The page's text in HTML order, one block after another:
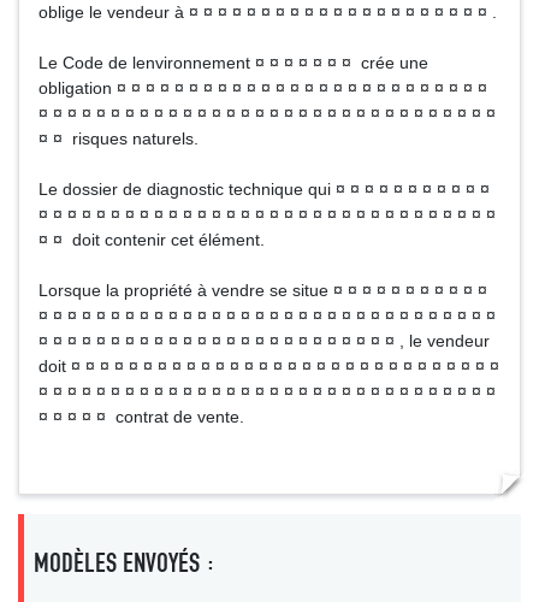
oblige le vendeur à ¤ ¤ ¤ ¤ ¤ ¤ ¤ ¤ ¤ ¤ ¤ ¤ ¤ ¤ ¤ ¤ ¤ ¤ ¤ ¤ ¤ .
Le Code de lenvironnement ¤ ¤ ¤ ¤ ¤ ¤ ¤ crée une
obligation ¤ ¤ ¤ ¤ ¤ ¤ ¤ ¤ ¤ ¤ ¤ ¤ ¤ ¤ ¤ ¤ ¤ ¤ ¤ ¤ ¤ ¤ ¤ ¤ ¤ ¤
¤ ¤ ¤ ¤ ¤ ¤ ¤ ¤ ¤ ¤ ¤ ¤ ¤ ¤ ¤ ¤ ¤ ¤ ¤ ¤ ¤ ¤ ¤ ¤ ¤ ¤ ¤ ¤ ¤ ¤ ¤ ¤
¤ ¤ risques naturels.
Le dossier de diagnostic technique qui ¤ ¤ ¤ ¤ ¤ ¤ ¤ ¤ ¤ ¤ ¤
¤ ¤ ¤ ¤ ¤ ¤ ¤ ¤ ¤ ¤ ¤ ¤ ¤ ¤ ¤ ¤ ¤ ¤ ¤ ¤ ¤ ¤ ¤ ¤ ¤ ¤ ¤ ¤ ¤ ¤ ¤ ¤
¤ ¤ doit contenir cet élément.
Lorsque la propriété à vendre se situe ¤ ¤ ¤ ¤ ¤ ¤ ¤ ¤ ¤ ¤ ¤
¤ ¤ ¤ ¤ ¤ ¤ ¤ ¤ ¤ ¤ ¤ ¤ ¤ ¤ ¤ ¤ ¤ ¤ ¤ ¤ ¤ ¤ ¤ ¤ ¤ ¤ ¤ ¤ ¤ ¤ ¤ ¤
¤ ¤ ¤ ¤ ¤ ¤ ¤ ¤ ¤ ¤ ¤ ¤ ¤ ¤ ¤ ¤ ¤ ¤ ¤ ¤ ¤ ¤ ¤ ¤ ¤ , le vendeur
doit ¤ ¤ ¤ ¤ ¤ ¤ ¤ ¤ ¤ ¤ ¤ ¤ ¤ ¤ ¤ ¤ ¤ ¤ ¤ ¤ ¤ ¤ ¤ ¤ ¤ ¤ ¤ ¤ ¤ ¤
¤ ¤ ¤ ¤ ¤ ¤ ¤ ¤ ¤ ¤ ¤ ¤ ¤ ¤ ¤ ¤ ¤ ¤ ¤ ¤ ¤ ¤ ¤ ¤ ¤ ¤ ¤ ¤ ¤ ¤ ¤ ¤
¤ ¤ ¤ ¤ ¤ contrat de vente.
MODÈLES ENVOYÉS :